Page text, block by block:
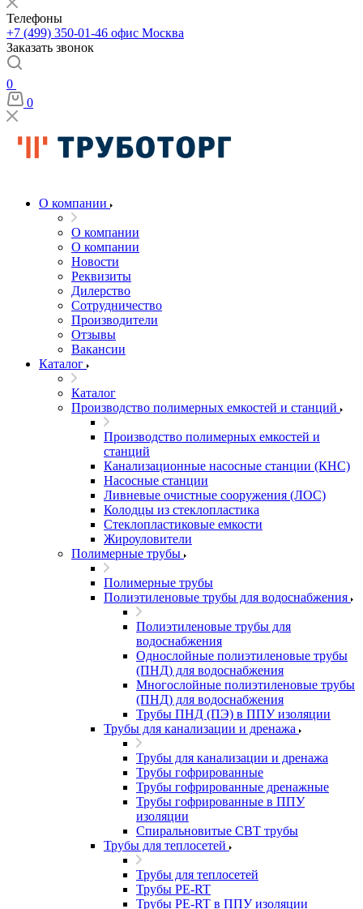
Телефоны
+7 (499) 350-01-46 офис Москва
Заказать звонок
0
0
О компании
О компании
О компании
Новости
Реквизиты
Дилерство
Сотрудничество
Производители
Отзывы
Вакансии
Каталог
Каталог
Производство полимерных емкостей и станций
Производство полимерных емкостей и
станций
Канализационные насосные станции (КНС)
Насосные станции
Ливневые очистные сооружения (ЛОС)
Колодцы из стеклопластика
Стеклопластиковые емкости
Жироуловители
Полимерные трубы
Полимерные трубы
Полиэтиленовые трубы для водоснабжения
Полиэтиленовые трубы для
водоснабжения
Однослойные полиэтиленовые трубы
(ПНД) для водоснабжения
Многослойные полиэтиленовые трубы
(ПНД) для водоснабжения
Трубы ПНД (ПЭ) в ППУ изоляции
Трубы для канализации и дренажа
Трубы для канализации и дренажа
Трубы гофрированные
Трубы гофрированные дренажные
Трубы гофрированные в ППУ
изоляции
Спиральновитые СВТ трубы
Трубы для теплосетей
Трубы для теплосетей
Трубы PE-RT
Трубы PE-RT в ППУ изоляции